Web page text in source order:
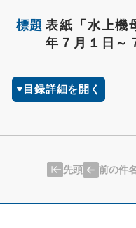
標題 表紙「水上
年７月１日～
目録詳細を開く
先頭 前の件名